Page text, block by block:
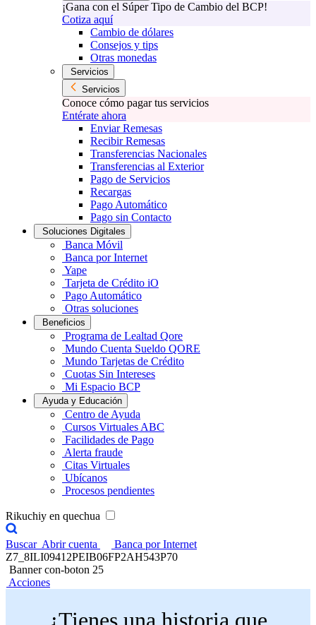
¡Gana con el Súper Tipo de Cambio del BCP!
Cotiza aquí
Cambio de dólares
Consejos y tips
Otras monedas
Servicios
Servicios
Conoce cómo pagar tus servicios
Entérate ahora
Enviar Remesas
Recibir Remesas
Transferencias Nacionales
Transferencias al Exterior
Pago de Servicios
Recargas
Pago Automático
Pago sin Contacto
Soluciones Digitales
Banca Móvil
Banca por Internet
Yape
Tarjeta de Crédito iO
Pago Automático
Otras soluciones
Beneficios
Programa de Lealtad Qore
Mundo Cuenta Sueldo QORE
Mundo Tarjetas de Crédito
Cuotas Sin Intereses
Mi Espacio BCP
Ayuda y Educación
Centro de Ayuda
Cursos Virtuales ABC
Facilidades de Pago
Alerta fraude
Citas Virtuales
Ubícanos
Procesos pendientes
Rikuchiy en quechua
Buscar Abrir cuenta
Banca por Internet
Z7_8ILI09412PEIB06FP2AH543P70
Banner con-boton 25
Acciones